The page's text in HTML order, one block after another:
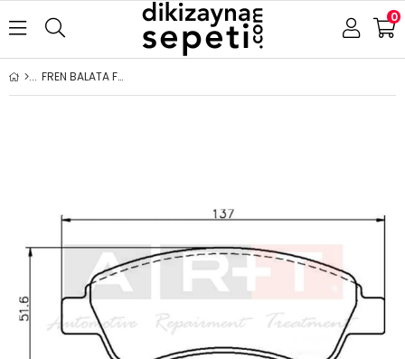
0
FREN BALATA FİAT DUCATO ARKA (06-) CİTROEN BERLİNGO (96-11) C-ELYSEE (12-) C2 (03-) C3 AİRCROSS (13-)(17-) C3 (02-09)(10-15)(16-) C4 CACTUS (14-) C4 (04-11) DS3 (09-15)(15-) XSARA (97-05) OPEL CORSA F (19-) CROSSLAND X (17-) PEUGEOT 206 (98-) 206 CC (00-)